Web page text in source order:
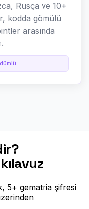
Rusça ve 10+
kodda gömülü
arasında
5+ gematria şifresi